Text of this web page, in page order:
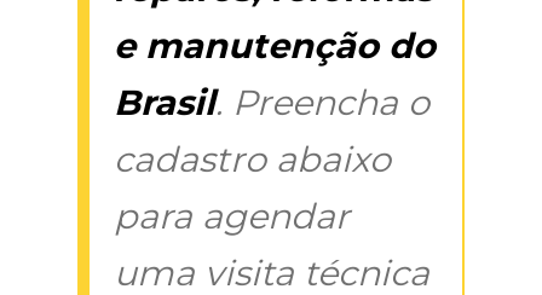
e manutenção do
Brasil. Preencha o
cadastro abaixo
para agendar
uma visita técnica